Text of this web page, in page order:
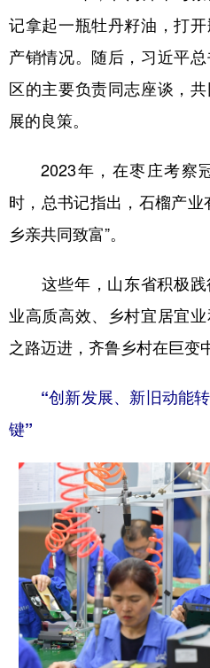
记拿起一瓶牡丹籽油，打开
产销情况。随后，习近平
区的主要负责同志座谈，
展的良策。
2023年，在枣庄考察
时，总书记指出，石榴产业
乡亲共同致富”。
这些年，山东省积极践
业高质高效、乡村宜居宜
之路迈进，齐鲁乡村在巨变
“创新发展、新旧动能
键”